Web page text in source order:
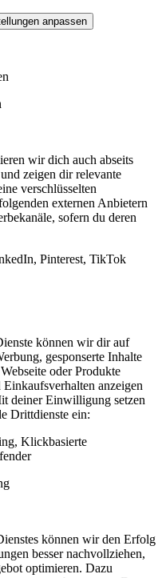
anpassen
wir dich auch abseits
zeigen dir relevante
verschlüsselten
externen Anbietern
sofern du deren
Pinterest, TikTok
können wir dir auf
gesponserte Inhalte
oder Produkte
anzeigen
deiner Einwilligung setzen
Drittdienste ein:
Klickbasierte
können wir den Erfolg
besser nachvollziehen,
optimieren. Dazu